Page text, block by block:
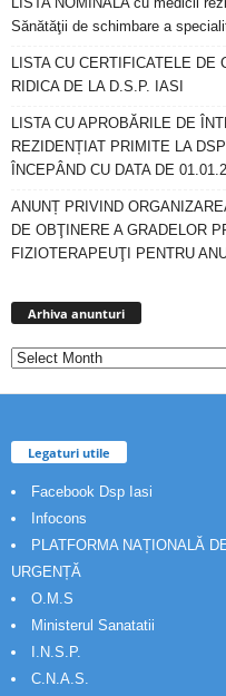
Sănătăţii de schimbare a
LISTA CU CERTIFICATELE DE
RIDICA DE LA D.S.P. IASI
LISTA CU APROBĂRILE DE
REZIDENȚIAT PRIMITE LA
ÎNCEPÂND CU DATA DE
ANUNȚ PRIVIND
DE OBŢINERE A GRADELOR
FIZIOTERAPEUŢI PENTRU
Arhiva anunturi
Legaturi utile
Facebook Dsp Iasi
Infocons
PLATFORMA NAȚIONALĂ
URGENȚĂ
O.M.S
Ministerul Sanatatii
I.N.S.P.
C.N.A.S.